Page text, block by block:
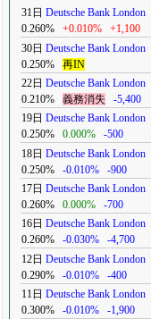
31日 Deutsche Bank London
0.260%
+0.010% +1,100
30日 Deutsche Bank London
0.250%
再IN
22日 Deutsche Bank London
0.210%
義務消失 -5,400
19日 Deutsche Bank London
0.250%
0.000% -500
18日 Deutsche Bank London
0.250%
-0.010% -900
17日 Deutsche Bank London
0.260%
0.000% -700
16日 Deutsche Bank London
0.260%
-0.030% -4,700
12日 Deutsche Bank London
0.290%
-0.010% -400
11日 Deutsche Bank London
0.300%
-0.010% -1,900